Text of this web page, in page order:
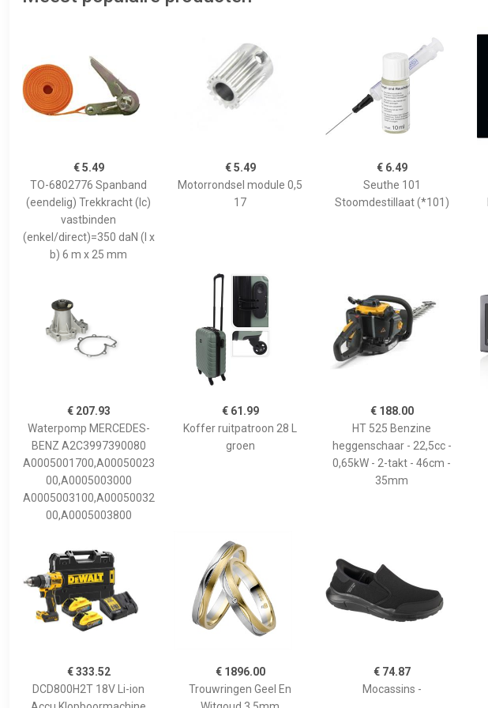
€ 5.49
TO-6802776 Spanband
(eendelig) Trekkracht (lc)
vastbinden
(enkel/direct)=350 daN (l x
b) 6 m x 25 mm
€ 5.49
Motorrondsel module 0,5
17
€ 6.49
Seuthe 101
Stoomdestillaat (*101)
€ 207.93
Waterpomp MERCEDES-
BENZ A2C3997390080
A0005001700,A00050023
00,A0005003000
A0005003100,A00050032
00,A0005003800
€ 61.99
Koffer ruitpatroon 28 L
groen
€ 188.00
HT 525 Benzine
heggenschaar - 22,5cc -
0,65kW - 2-takt - 46cm -
35mm
€ 333.52
DCD800H2T 18V Li-ion
€ 1896.00
Trouwringen Geel En
€ 74.87
Mocassins -